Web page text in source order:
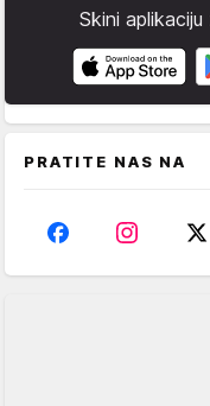
Skini
PRATITE NAS NA